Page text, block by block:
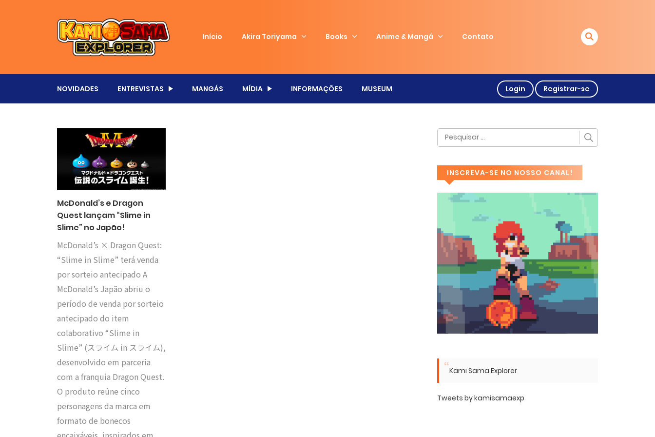
Início Akira Toriyama Books Anime & Mangá Contato
NOVIDADES ENTREVISTAS MANGÁS MÍDIA INFORMAÇÕES MUSEUM Login Registrar-se
McDonald’s e Dragon
Quest lançam “Slime in
Slime” no Japão!
McDonald’s × Dragon Quest:
“Slime in Slime” terá venda
por sorteio antecipado A
McDonald’s Japão abriu o
período de venda por sorteio
antecipado do item
colaborativo “Slime in
Slime” (スライム in スライム),
desenvolvido em parceria
com a franquia Dragon Quest.
O produto reúne cinco
personagens da marca em
formato de bonecos
INSCREVA-SE NO NOSSO CANAL!
Kami Sama Explorer
Tweets by kamisamaexp